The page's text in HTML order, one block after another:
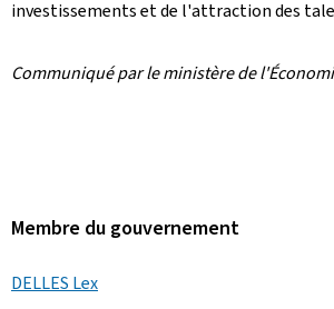
investissements et de l'attraction des
Communiqué par le ministère de
Membre du gouvernement
DELLES Lex